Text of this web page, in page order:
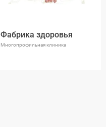
Фабрика здоровья
Многопрофильная клиника